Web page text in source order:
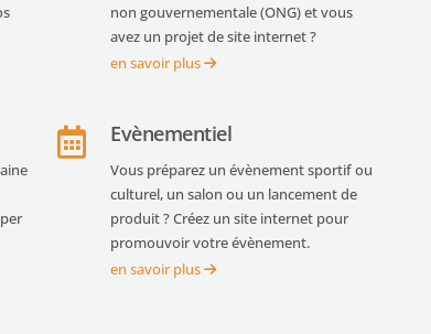
non gouvernementale (ONG) et vous
avez un projet de site internet ?
en savoir plus
Evènementiel
Vous préparez un évènement sportif ou
culturel, un salon ou un lancement de
produit ? Créez un site internet pour
promouvoir votre évènement.
en savoir plus